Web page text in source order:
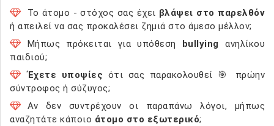
Το άτομο - στόχος σας έχει βλάψει στο παρελθόν
ή απειλεί να σας προκαλέσει ζημιά στο άμεσο μέλλον;
Μήπως πρόκειται για υπόθεση bullying
ανηλίκου
παιδιού;
Έχετε υποψίες ότι σας παρακολουθεί 🎯 πρώην
σύντροφος ή σύζυγος;
Αν δεν συντρέχουν οι παραπάνω λόγοι, μήπως
αναζητάτε κάποιο άτομο στο εξωτερικό;